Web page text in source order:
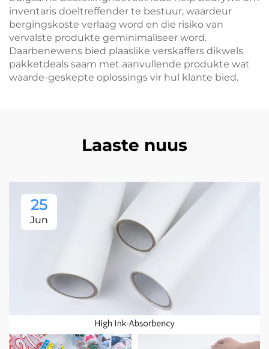
inventaris doeltreffender te bestuur, waardeur
bergingskoste verlaag word en die risiko van
vervalste produkte geminimaliseer word.
Daarbenewens bied plaaslike verskaffers dikwels
pakketdeals saam met aanvullende produkte wat
waarde-geskepte oplossings vir hul klante bied.
Laaste nuus
25
Jun